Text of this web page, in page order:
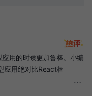
用的时候更加鲁棒。小编
应用绝对比React棒